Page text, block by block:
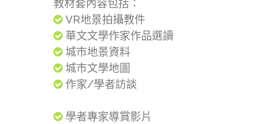
教材套內容包括：
VR地景拍攝教件
華文文學作家作品選讀
城市地景資料
城市文學地圖
作家/學者訪談
學者專家導賞影片